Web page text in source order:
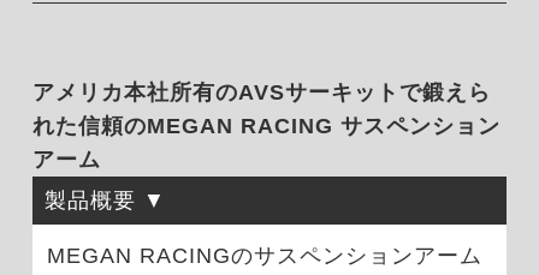
アメリカ本社所有のAVSサーキットで鍛えら
れた信頼のMEGAN RACING サスペンション
アーム
製品概要
MEGAN RACINGのサスペンションアーム